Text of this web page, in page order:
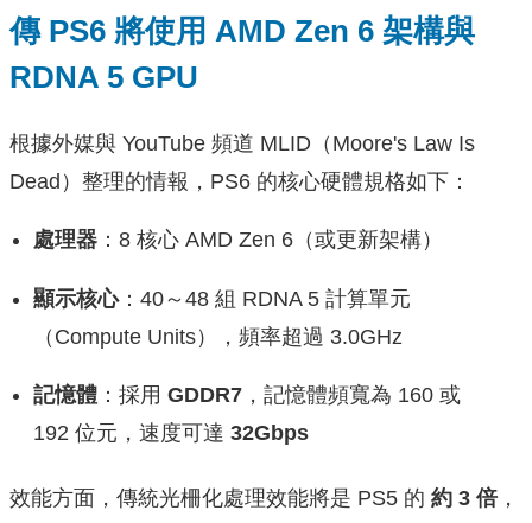
傳 PS6 將使用 AMD Zen 6 架構與
RDNA 5 GPU
根據外媒與 YouTube 頻道 MLID（Moore's Law Is
Dead）整理的情報，PS6 的核心硬體規格如下：
處理器 ：8 核心 AMD Zen 6（或更新架構）
顯示核心：40～48 組 RDNA 5 計算單元
（Compute Units），頻率超過 3.0GHz
記憶體 ：採用 GDDR7 ，記憶體頻寬為 160 或
192 位元，速度可達 32Gbps
效能方面，傳統光柵化處理效能將是 PS5 的 約 3 倍 ，